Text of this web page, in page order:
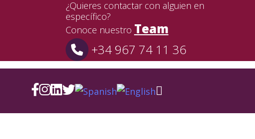
¿Quieres contactar con alguien en
específico?
Conoce nuestro Team
+34 967 74 11 36